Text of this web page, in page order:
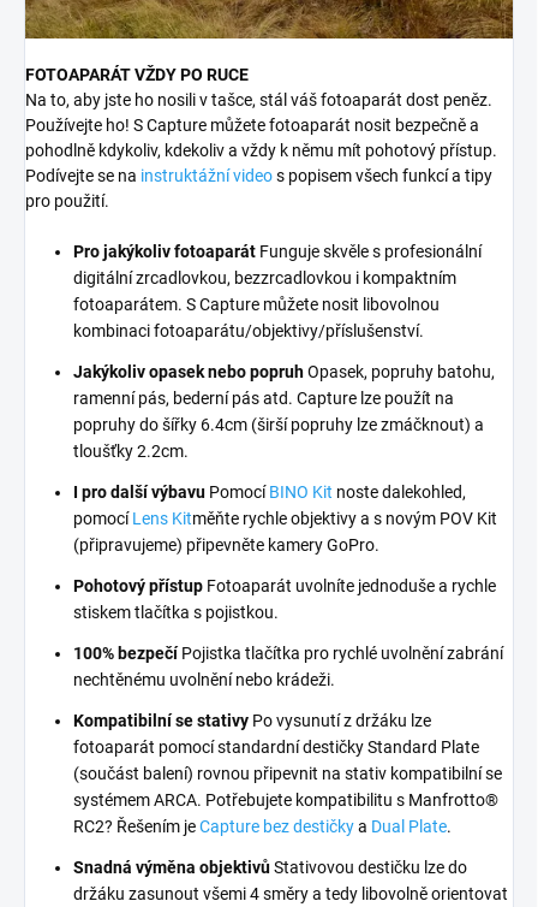
FOTOAPARÁT VŽDY PO RUCE
Na to, aby jste ho nosili v tašce, stál váš fotoaparát dost peněz.
Používejte ho! S Capture můžete fotoaparát nosit bezpečně a
pohodlně kdykoliv, kdekoliv a vždy k němu mít pohotový přístup.
Podívejte se na instruktážní videos popisem všech funkcí a tipy
pro použití.
Pro jakýkoliv fotoaparát Funguje skvěle s profesionální
digitální zrcadlovkou, bezzrcadlovkou i kompaktním
fotoaparátem. S Capture můžete nosit libovolnou
kombinaci fotoaparátu/objektivy/příslušenství.
Jakýkoliv opasek nebo popruhOpasek, popruhy batohu,
ramenní pás, bederní pás atd. Capture lze použít na
popruhy do šířky 6.4cm (širší popruhy lze zmáčknout) a
tloušťky 2.2cm.
I pro další výbavu PomocíBINO Kit noste dalekohled,
pomocíLens Kitměňte rychle objektivy a s novým POV Kit
(připravujeme) připevněte kamery GoPro.
Pohotový přístup Fotoaparát uvolníte jednoduše a rychle
stiskem tlačítka s pojistkou.
100% bezpečíPojistka tlačítka pro rychlé uvolnění zabrání
nechtěnému uvolnění nebo krádeži.
Kompatibilní se stativy Po vysunutí z držáku lze
fotoaparát pomocí standardní destičky Standard Plate
(součást balení) rovnou připevnit na stativ kompatibilní se
systémem ARCA. Potřebujete kompatibilitu s Manfrotto®
RC2? Řešením jeCapture bez destičkya Dual Plate.
Snadná výměna objektivůStativovou destičku lze do
držáku zasunout všemi 4 směry a tedy libovolně orientovat